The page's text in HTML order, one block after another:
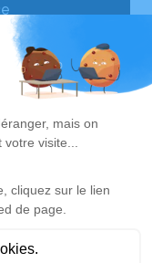
utiles
de rendez-vous